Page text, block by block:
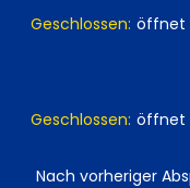
Klicken, um weitere
Geschlossen: öffnet
Klicken, um weitere
Geschlossen: öffnet
Nach vorheriger